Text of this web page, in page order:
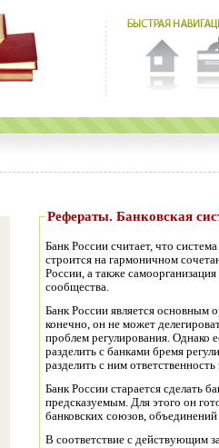
Рефераты.
Банк России считает, что
строится на гармоничном
России, а также
сообщества.
Банк России является основным
конечно, он не может
проблем регулирования. Однако
разделить с банками бремя
разделить с ним ответственность
Банк России старается сделать
предсказуемым. Для этого он
банковских союзов,
В соответствие с действующим